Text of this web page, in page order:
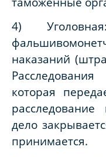
4)
наказаний
которая
дело
принимается.